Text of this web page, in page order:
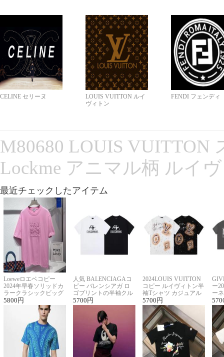
CELINE セリーヌ
LOUIS VUITTON ルイ
ヴィトン
FENDI フェンディ
M80680 LOUIS VUITTON
Lockme アニマル柄 ルイ
最近チェックしたアイテム
Loeweロエベコピー
2024年早春ソリッドカ
ラークラシックビッグ
ロゴ刺繍Tシャツ
5800 円
人気 BALENCIAGAコ
ピー バレンシアガ ロ
ゴプリントの半袖クル
ーネックTシャツ
5700 円
2024LOUIS VUITTON
コピー ルイヴィトン半
袖Tシャツ カジュアル
に馴染む 2色展開
5700 円
ー
ー
ー